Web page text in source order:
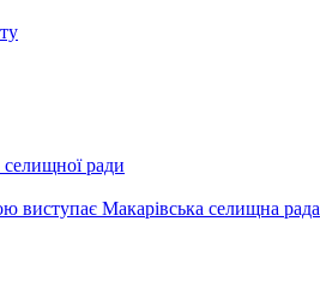
селищної ради
виступає Макарівська селищна рада